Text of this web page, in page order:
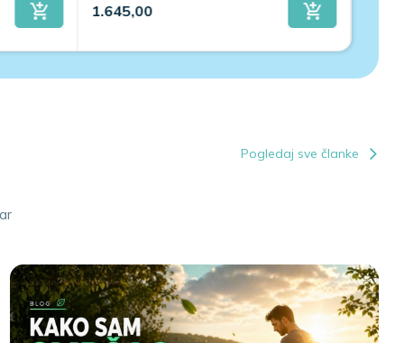
1.645,00
Pogledaj sve članke